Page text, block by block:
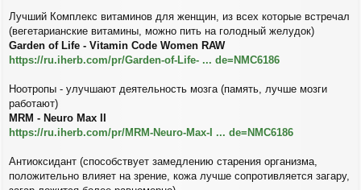
Лучший Комплекс витаминов для женщин, из всех которые встречал
(вегетарианские витамины, можно пить на голодный желудок)
Garden of Life - Vitamin Code Women RAW
https://ru.iherb.com/pr/Garden-of-Life- ... de=NMC6186
Ноотропы - улучшают деятельность мозга (память, лучше мозги
работают)
MRM - Neuro Max II
https://ru.iherb.com/pr/MRM-Neuro-Max-I ... de=NMC6186
Антиоксидант (способствует замедлению старения организма,
положительно влияет на зрение, кожа лучше сопротивляется загару,